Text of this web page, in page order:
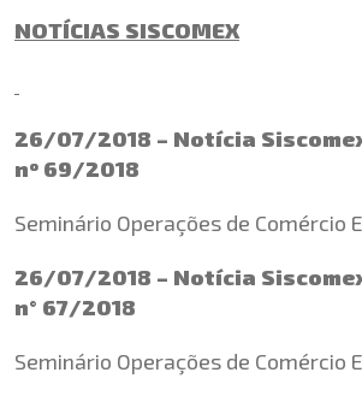
NOTÍCIAS SISCOMEX
26/07/2018 – Notícia
nº 69/2018
Seminário Operações de Comércio
26/07/2018 – Notícia
n° 67/2018
Seminário Operações de Comércio